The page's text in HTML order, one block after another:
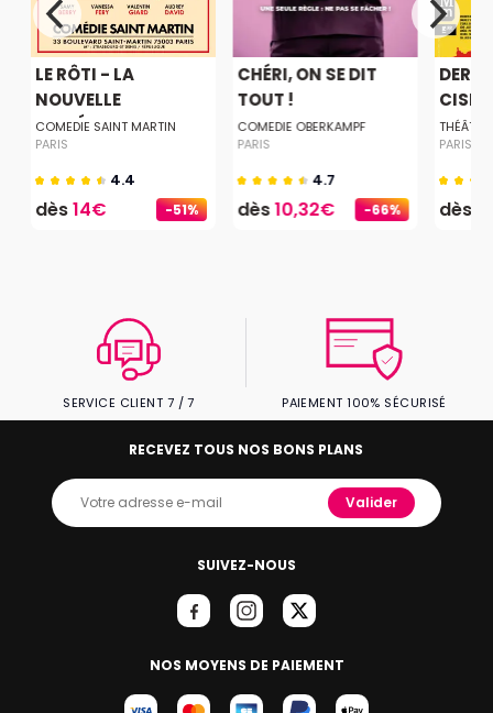
-51%
LE RÔTI - LA
NOUVELLE
COMÉDIE...
COMEDIE SAINT MARTIN
PARIS
4.4
dès14€ -66%
CHÉRI, ON SE DIT
TOUT !
COMEDIE OBERKAMPF
PARIS
4.7
dès10,32€
PARIS
dès
SERVICE CLIENT 7 / 7 PAIEMENT 100% SÉCURISÉ
SUIVEZ-NOUS
NOS MOYENS DE PAIEMENT
RECEVEZ TOUS NOS BONS PLANS
Valider